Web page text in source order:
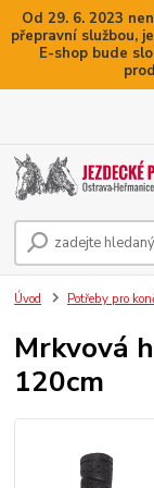
Od 29. 6. 2023
přepravní službou,
E-shop bude
Úvod Potřeby pro
Mrkvová
120cm